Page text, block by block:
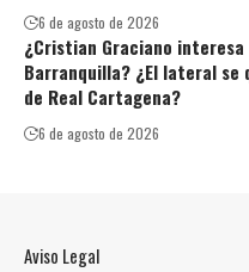
6 de agosto de 2026
¿Cristian Graciano interesa
Barranquilla? ¿El lateral se
de Real Cartagena?
6 de agosto de 2026
Aviso Legal